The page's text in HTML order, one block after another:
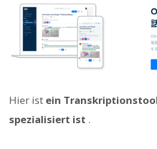
Hier ist ein
spezialisiert ist .